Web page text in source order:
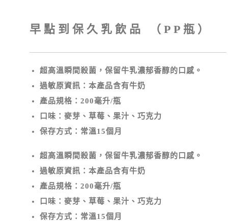
早點到保久乳飲品 （PP瓶）
超高溫瞬間殺菌，保留牛乳濃郁香醇的口感。
過敏原資訊：本產品含有牛奶
產品規格：200毫升/瓶
口味：麥芽、草莓、果汁、巧克力
保存方式：常溫15個月
超高溫瞬間殺菌，保留牛乳濃郁香醇的口感。
過敏原資訊：本產品含有牛奶
產品規格：200毫升/瓶
口味：麥芽、草莓、果汁、巧克力
保存方式：常溫15個月